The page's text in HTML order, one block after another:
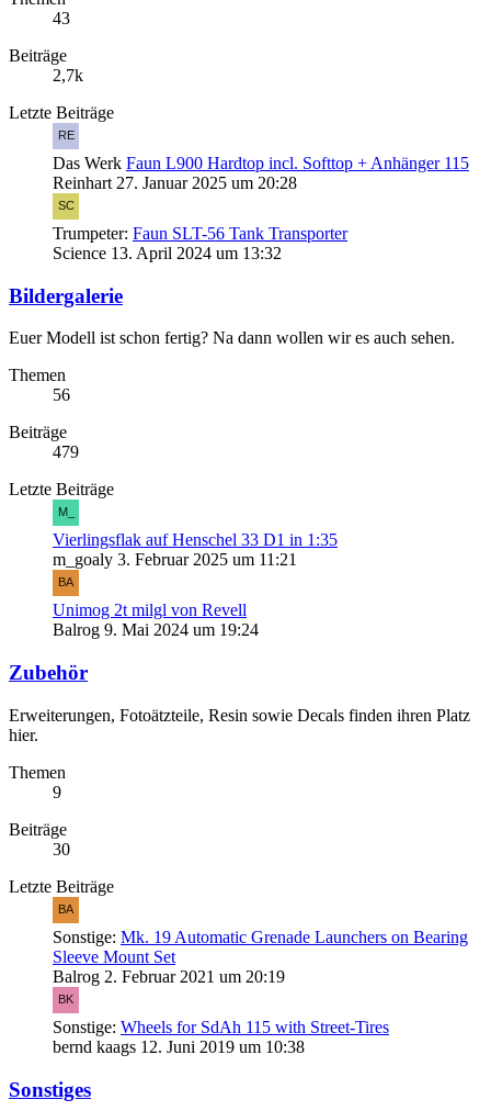
43
Beiträge
2,7k
Letzte Beiträge
Das Werk Faun L900 Hardtop incl. Softtop + Anhänger 115
Reinhart 27. Januar 2025 um 20:28
Trumpeter: Faun SLT-56 Tank Transporter
Science 13. April 2024 um 13:32
Bildergalerie
Euer Modell ist schon fertig? Na dann wollen wir es auch sehen.
Themen
56
Beiträge
479
Letzte Beiträge
Vierlingsflak auf Henschel 33 D1 in 1:35
m_goaly 3. Februar 2025 um 11:21
Unimog 2t milgl von Revell
Balrog 9. Mai 2024 um 19:24
Zubehör
Erweiterungen, Fotoätzteile, Resin sowie Decals finden ihren Platz
hier.
Themen
9
Beiträge
30
Letzte Beiträge
Sonstige: Mk. 19 Automatic Grenade Launchers on Bearing
Sleeve Mount Set
Balrog 2. Februar 2021 um 20:19
Sonstige: Wheels for SdAh 115 with Street-Tires
bernd kaags 12. Juni 2019 um 10:38
Sonstiges